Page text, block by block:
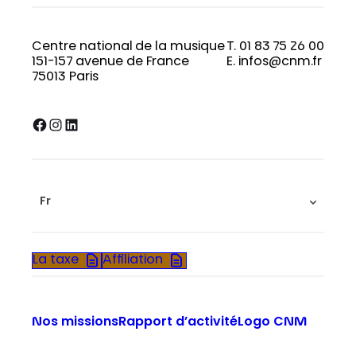
Centre national de la musique
151-157 avenue de France
75013 Paris
T. 01 83 75 26 00
E. infos@cnm.fr
Facebook InstagramLinkedIn
Fr
La taxe Affiliation
Nos missionsRapport d’activitéLogo CNM